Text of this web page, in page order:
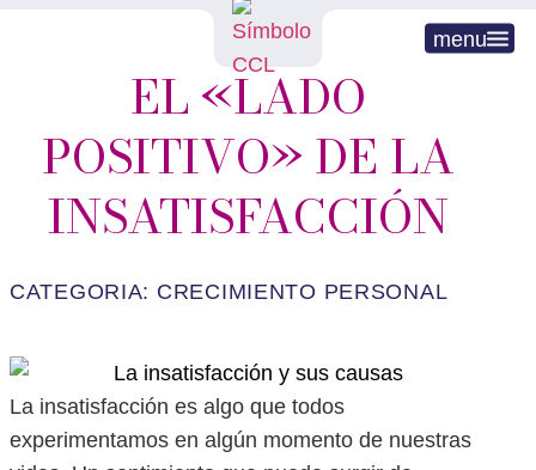
menu
EL «LADO
POSITIVO» DE LA
INSATISFACCIÓN
CATEGORIA: CRECIMIENTO PERSONAL
La insatisfacción es algo que todos
experimentamos en algún momento de nuestras